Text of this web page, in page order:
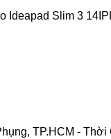
Ideapad Slim 3
TP.HCM - Thời